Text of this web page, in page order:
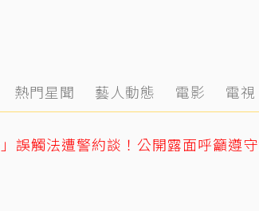
熱門星聞 藝人動態 電影 電視
誤觸法遭警約談！公開露面呼籲遵